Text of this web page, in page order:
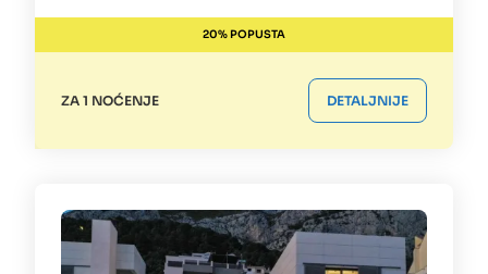
20% POPUSTA
ZA 1 NOĆENJE DETALJNIJE